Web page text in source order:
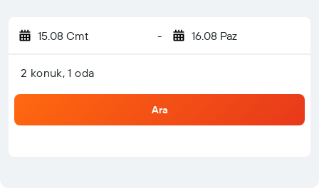
15.08 Cmt - 16.08 Paz
2 konuk, 1 oda
Ara